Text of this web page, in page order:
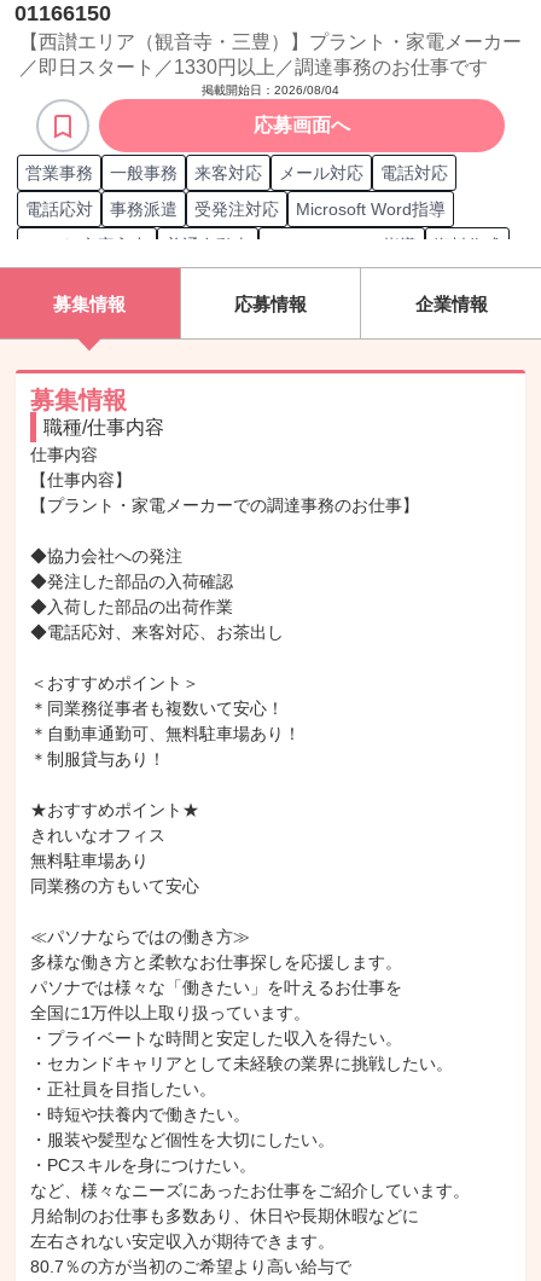
01166150
【西讃エリア（観音寺・三豊）】プラント・家電メーカー
／即日スタート／1330円以上／調達事務のお仕事です
掲載開始日： 2026/08/04
応募画面へ
営業事務 一般事務 来客対応 メール対応
電話対応
電話応対
事務派遣 受発注対応
Microsoft Word指導
データ/文字入力
普通自動車 Microsoft Excel指導
資料作成
MOS Excel上級
MOS Word一般
日商簿記 3級
MOS Word上級
Excel マクロ/VBA編集
Excel ピボットテーブル
Excel グラフ
Excel IF関数
Excel VLOOKUP関数 Microsoft Access
募集情報 応募情報 企業情報
募集情報
職種/仕事内容
仕事内容
【仕事内容】
【プラント・家電メーカーでの調達事務のお仕事】
◆協力会社への発注
◆発注した部品の入荷確認
◆入荷した部品の出荷作業
◆電話応対、来客対応、お茶出し
＜おすすめポイント＞
＊同業務従事者も複数いて安心！
＊自動車通勤可、無料駐車場あり！
＊制服貸与あり！
★おすすめポイント★
きれいなオフィス
無料駐車場あり
同業務の方もいて安心
≪パソナならではの働き方≫
多様な働き方と柔軟なお仕事探しを応援します。
パソナでは様々な「働きたい」を叶えるお仕事を
全国に1万件以上取り扱っています。
・プライベートな時間と安定した収入を得たい。
・セカンドキャリアとして未経験の業界に挑戦したい。
・正社員を目指したい。
・時短や扶養内で働きたい。
・服装や髪型など個性を大切にしたい。
・PCスキルを身につけたい。
など、様々なニーズにあったお仕事をご紹介しています。
月給制のお仕事も多数あり、休日や長期休暇などに
左右されない安定収入が期待できます。
80.7％の方が当初のご希望より高い給与で